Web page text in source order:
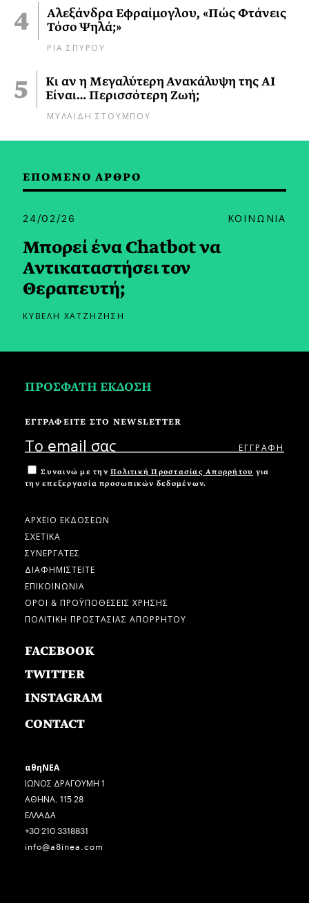
Αλεξάνδρα Εφραίμογλου, «Πώς Φτάνεις
Τόσο Ψηλά;»
ΡΙΑ ΣΠΥΡΟΥ
Κι αν η Μεγαλύτερη Ανακάλυψη της AI
Είναι… Περισσότερη Ζωή;
ΜΥΛΑΙΔΗ ΣΤΟΥΜΠΟΥ
ΕΠΟΜΕΝΟ ΑΡΘΡΟ
24/02/26 ΚΟΙΝΩΝΙΑ
Μπορεί ένα Chatbot να
Αντικαταστήσει τον
Θεραπευτή;
ΚΥΒΕΛΗ ΧΑΤΖΗΖΗΣΗ
ΠΡΟΣΦΑΤΗ ΕΚΔΟΣΗ
ΕΓΓΡΑΦΕΙΤΕ ΣΤΟ NEWSLETTER
Συναινώ με την Πολιτική Προστασίας Απορρήτου για
την επεξεργασία προσωπικών δεδομένων.
ΑΡΧΕΙΟ ΕΚΔΟΣΕΩΝ
ΣΧΕΤΙΚΑ
ΣΥΝΕΡΓΑΤΕΣ
ΔΙΑΦΗΜΙΣΤΕΙΤΕ
ΕΠΙΚΟΙΝΩΝΙΑ
ΟΡΟΙ & ΠΡΟΫΠΟΘΕΣΕΙΣ ΧΡΗΣΗΣ
ΠΟΛΙΤΙΚΗ ΠΡΟΣΤΑΣΙΑΣ ΑΠΟΡΡΗΤΟΥ
FACEBOOK
TWITTER
INSTAGRAM
CONTACT
αθηΝΕΑ
ΙΩΝΟΣ ΔΡΑΓΟΥΜΗ 1
ΑΘΗΝΑ, 115 28
ΕΛΛΑΔΑ
+30 210 3318831
info@a8inea.com